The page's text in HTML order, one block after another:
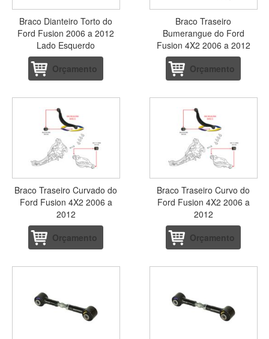
Braco Dianteiro Torto do
Ford Fusion 2006 a 2012
Lado Esquerdo
Orçamento
Braco Traseiro
Bumerangue do Ford
Fusion 4X2 2006 a 2012
Orçamento
Braco Traseiro Curvado do
Ford Fusion 4X2 2006 a
2012
Orçamento
Braco Traseiro Curvo do
Ford Fusion 4X2 2006 a
2012
Orçamento